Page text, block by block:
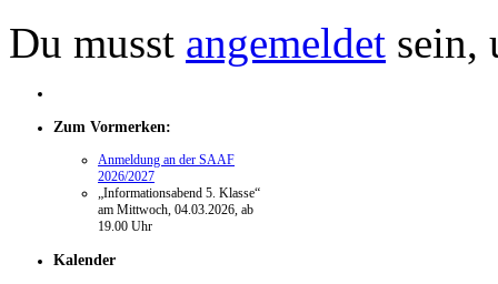
Du musst angemeldet sein,
Zum Vormerken:
Anmeldung an der SAAF
2026/2027
„Informationsabend 5. Klasse“
am Mittwoch, 04.03.2026, ab
19.00 Uhr
Kalender